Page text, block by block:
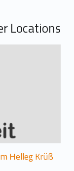
Locations
Helleg Krüß